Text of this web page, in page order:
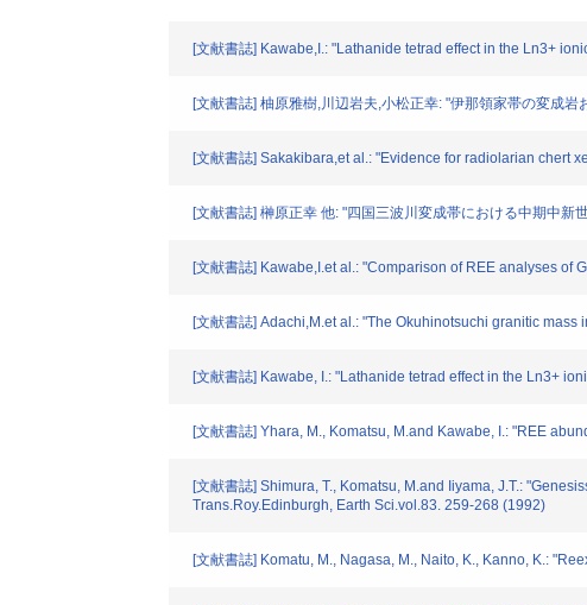
[文献書誌] Kawabe,I.: "Lathanide tetrad effect in the Ln3+
[文献書誌] 柚原雅樹,川辺岩夫,小松正幸: "伊那領家帯の変成
[文献書誌] Sakakibara,et al.: "Evidence for radiolarian chert
[文献書誌] 榊原正幸 他: "四国三波川変成帯における中期中
[文献書誌] Kawabe,I.et al.: "Comparison of REE analyses of
[文献書誌] Adachi,M.et al.: "The Okuhinotsuchi granitic
[文献書誌] Kawabe, I.: "Lathanide tetrad effect in the Ln3+
[文献書誌] Yhara, M., Komatsu, M.and Kawabe, I.: "REE
[文献書誌] Shimura, T., Komatsu, M.and Iiyama, J.T.:
Trans.Roy.Edinburgh, Earth Sci.vol.83. 259-268 (1992)
[文献書誌] Komatu, M., Nagasa, M., Naito, K., Kanno, K.: